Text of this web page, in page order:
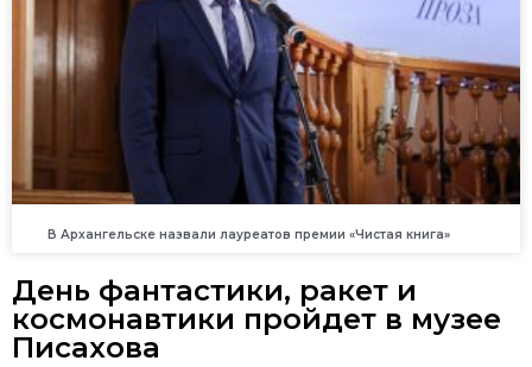
В Архангельске назвали лауреатов премии «Чистая книга»
День фантастики, ракет и
космонавтики пройдет в музее
Писахова